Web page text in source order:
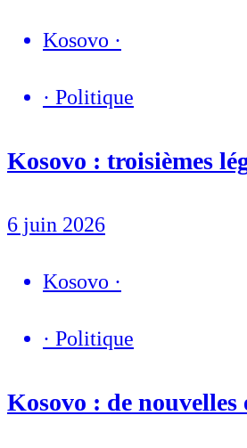
Kosovo ·
· Politique
Kosovo : troisièmes
6 juin 2026
Kosovo ·
· Politique
Kosovo : de